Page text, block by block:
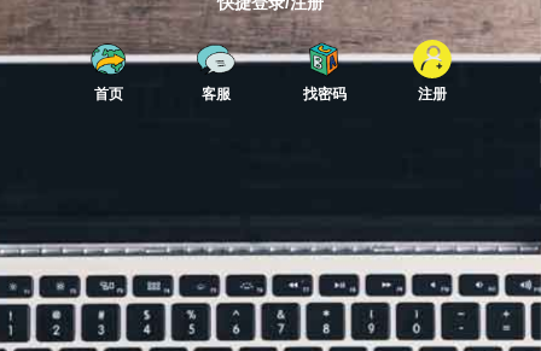
首页 客服 找密码 注册